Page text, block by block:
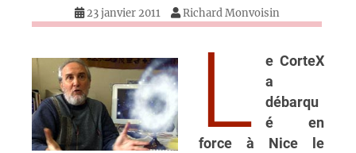
23 janvier 2011 Richard Monvoisin
L
e CorteX
a
débarqu
é en
force à Nice le